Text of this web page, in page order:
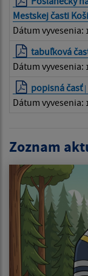
Mestskej časti
Dátum vyvesenia:
tabuľková
Dátum vyvesenia:
popisná časť|
Dátum vyvesenia:
Zoznam